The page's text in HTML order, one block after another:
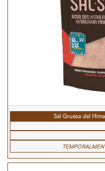
Sal Gruesa del